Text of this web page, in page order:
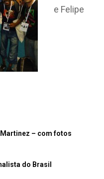
e Felipe
– com fotos
do Brasil